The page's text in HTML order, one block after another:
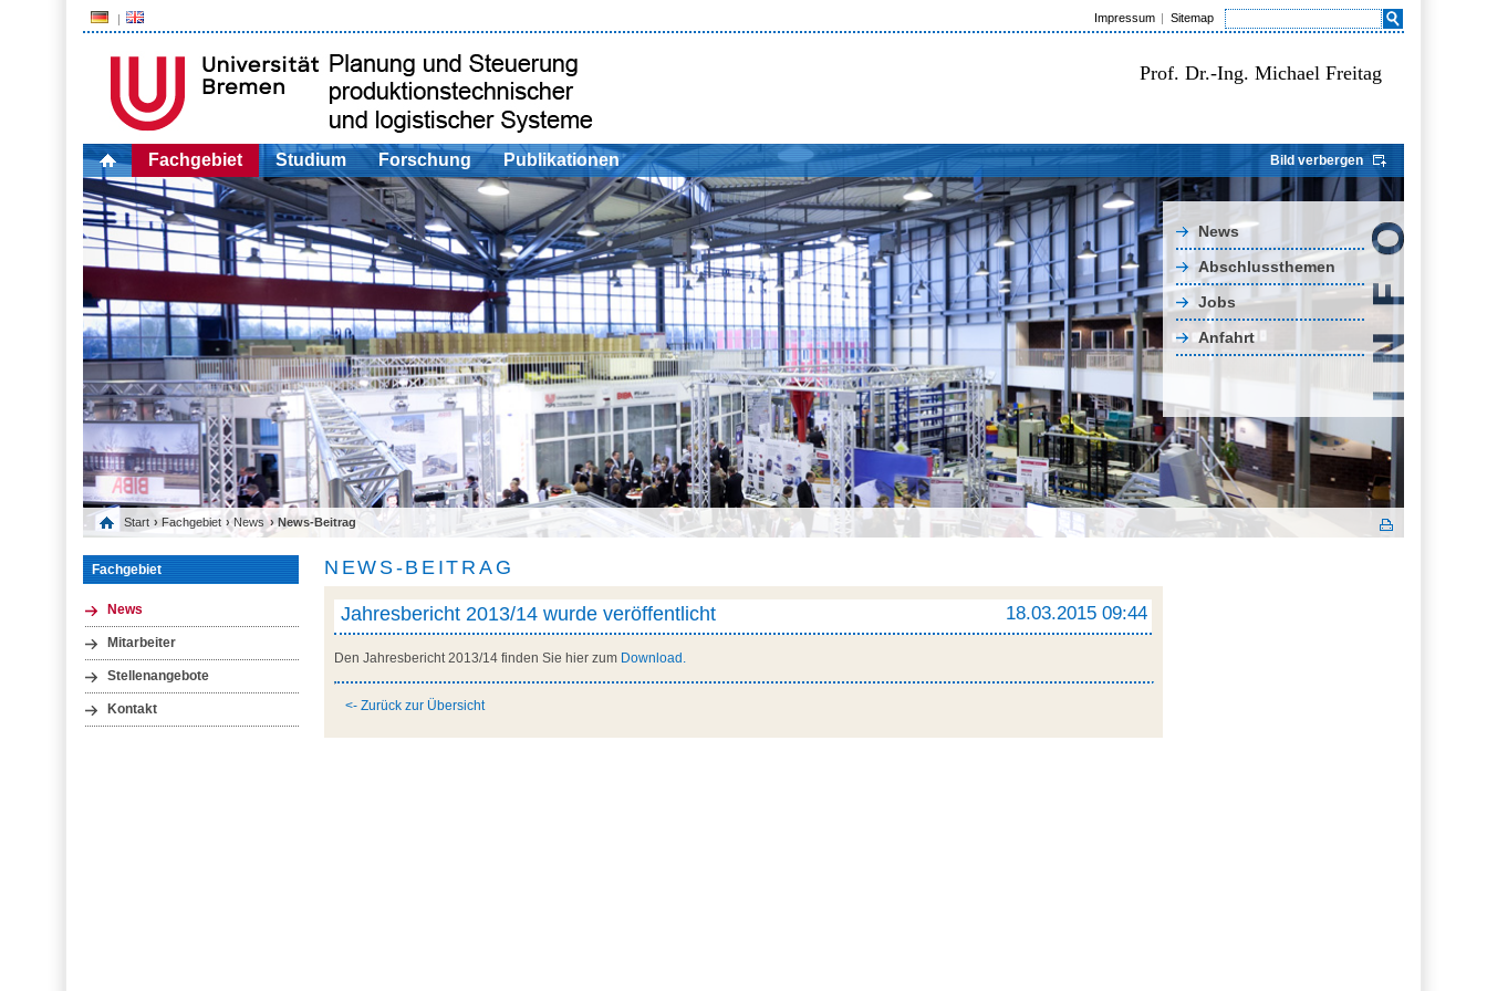
Impressum Sitemap
Prof. Dr.-Ing. Michael Freitag
Fachgebiet Studium Forschung Publikationen Bild verbergen
News
Abschlussthemen
Jobs
Anfahrt
Start › Fachgebiet ›News › News-Beitrag
Fachgebiet
News
Mitarbeiter
Stellenangebote
Kontakt
NEWS-BEITRAG
18.03.2015 09:44
Jahresbericht 2013/14 wurde veröffentlicht
Den Jahresbericht 2013/14 finden Sie hier zum Download.
<- Zurück zur Übersicht